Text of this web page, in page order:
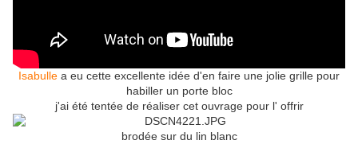
Isabulle a eu cette excellente idée d'en faire une jolie grille pour
habiller un porte bloc
j'ai été tentée de réaliser cet ouvrage pour l' offrir
brodée sur du lin blanc